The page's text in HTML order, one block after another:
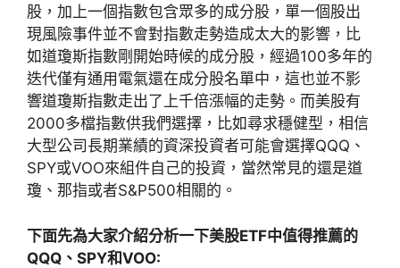
股，加上一個指數包含眾多的成分股，單一個股出
現風險事件並不會對指數走勢造成太大的影響，比
如道瓊斯指數剛開始時候的成分股，經過100多年的
迭代僅有通用電氣還在成分股名單中，這也並不影
響道瓊斯指數走出了上千倍漲幅的走勢。而美股有
2000多檔指數供我們選擇，比如尋求穩健型，相信
大型公司長期業績的資深投資者可能會選擇QQQ、
SPY或VOO來組件自己的投資，當然常見的還是道
瓊、那指或者S&P500相關的。
下面先為大家介紹分析一下美股ETF中值得推薦的
QQQ、SPY和VOO: